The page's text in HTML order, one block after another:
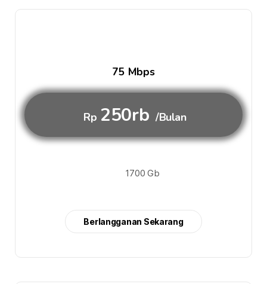
75 Mbps
Rp 250rb /Bulan
1700 Gb
Berlangganan Sekarang